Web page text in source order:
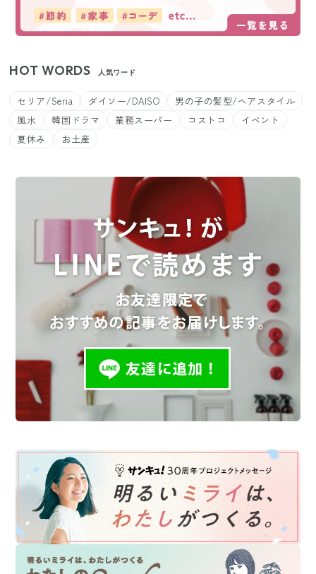
HOT WORDS 人気ワード
セリア/Seria ダイソー/DAISO
男の子の髪型/ヘアスタイル
風水
韓国ドラマ 業務スーパー コストコ
イベント
夏休み
お土産